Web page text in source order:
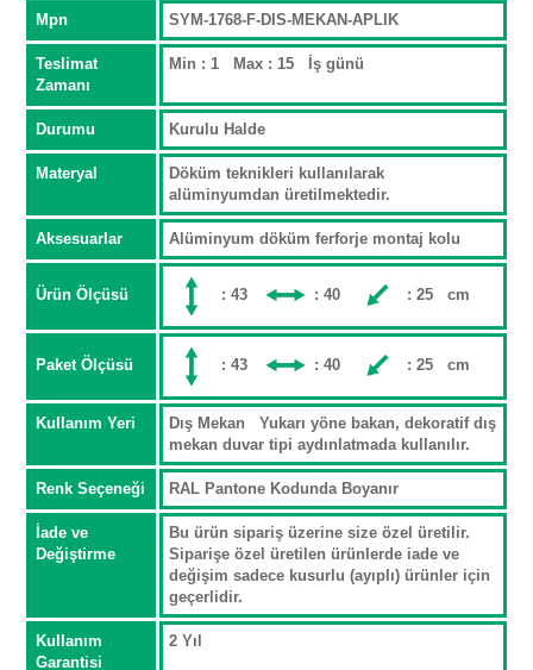
Mpn SYM-1768-F-DIS-MEKAN-APLIK
Teslimat
Zamanı
Min : 1 Max : 15 İş günü
Durumu Kurulu Halde
Materyal
Döküm teknikleri kullanılarak
alüminyumdan üretilmektedir.
Aksesuarlar Alüminyum döküm ferforje montaj kolu
Ürün Ölçüsü : 43 : 40 : 25 cm
Paket Ölçüsü : 43 : 40 : 25 cm
Kullanım Yeri
Dış Mekan Yukarı yöne bakan, dekoratif dış
mekan duvar tipi aydınlatmada kullanılır.
Renk Seçeneği RAL Pantone Kodunda Boyanır
İade ve
Değiştirme
Bu ürün sipariş üzerine size özel üretilir.
Siparişe özel üretilen ürünlerde iade ve
değişim sadece kusurlu (ayıplı) ürünler için
geçerlidir.
Kullanım
Garantisi
2 Yıl